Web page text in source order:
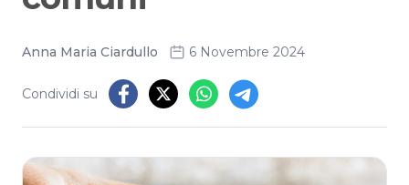
Anna Maria Ciardullo 6 Novembre 2024
Condividi su